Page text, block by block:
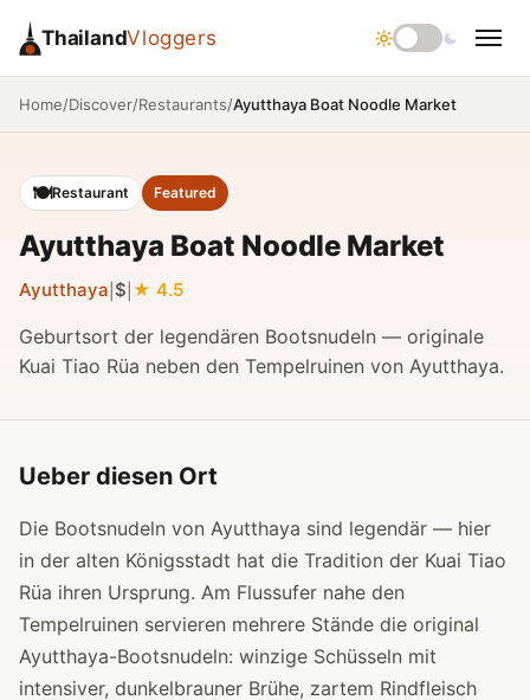
ThailandVloggers
Home/Discover/Restaurants/Ayutthaya Boat Noodle Market
🍽️Restaurant Featured
Ayutthaya Boat Noodle Market
Ayutthaya $ 4.5
Geburtsort der legendären Bootsnudeln — originale
Kuai Tiao Rüa neben den Tempelruinen von Ayutthaya.
Ueber diesen Ort
Die Bootsnudeln von Ayutthaya sind legendär — hier
in der alten Königsstadt hat die Tradition der Kuai Tiao
Rüa ihren Ursprung. Am Flussufer nahe den
Tempelruinen servieren mehrere Stände die original
Ayutthaya-Bootsnudeln: winzige Schüsseln mit
intensiver, dunkelbrauner Brühe, zartem Rindfleisch